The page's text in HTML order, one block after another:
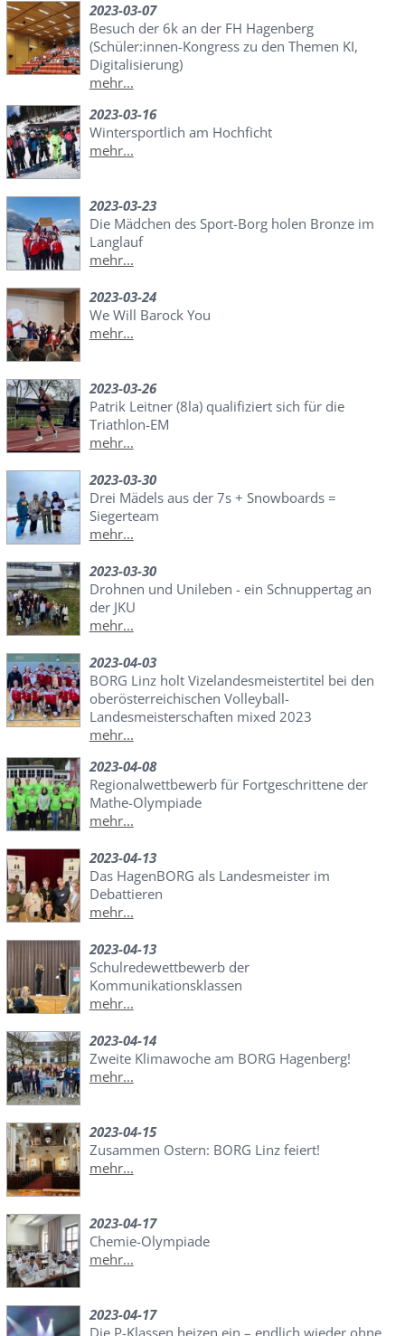
2023-03-07
Besuch der 6k an der FH Hagenberg
(Schüler:innen-Kongress zu den Themen KI,
Digitalisierung)
mehr...
2023-03-16
Wintersportlich am Hochficht
mehr...
2023-03-23
Die Mädchen des Sport-Borg holen Bronze im
Langlauf
mehr...
2023-03-24
We Will Barock You
mehr...
2023-03-26
Patrik Leitner (8la) qualifiziert sich für die
Triathlon-EM
mehr...
2023-03-30
Drei Mädels aus der 7s + Snowboards =
Siegerteam
mehr...
2023-03-30
Drohnen und Unileben - ein Schnuppertag an
der JKU
mehr...
2023-04-03
BORG Linz holt Vizelandesmeistertitel bei den
oberösterreichischen Volleyball-
Landesmeisterschaften mixed 2023
mehr...
2023-04-08
Regionalwettbewerb für Fortgeschrittene der
Mathe-Olympiade
mehr...
2023-04-13
Das HagenBORG als Landesmeister im
Debattieren
mehr...
2023-04-13
Schulredewettbewerb der
Kommunikationsklassen
mehr...
2023-04-14
Zweite Klimawoche am BORG Hagenberg!
mehr...
2023-04-15
Zusammen Ostern: BORG Linz feiert!
mehr...
2023-04-17
Chemie-Olympiade
mehr...
2023-04-17